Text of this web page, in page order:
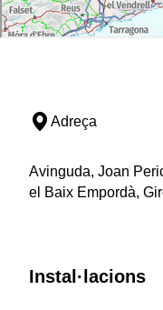
Adreça
Avinguda, Joan
el Baix Empordà,
Instal·lacions